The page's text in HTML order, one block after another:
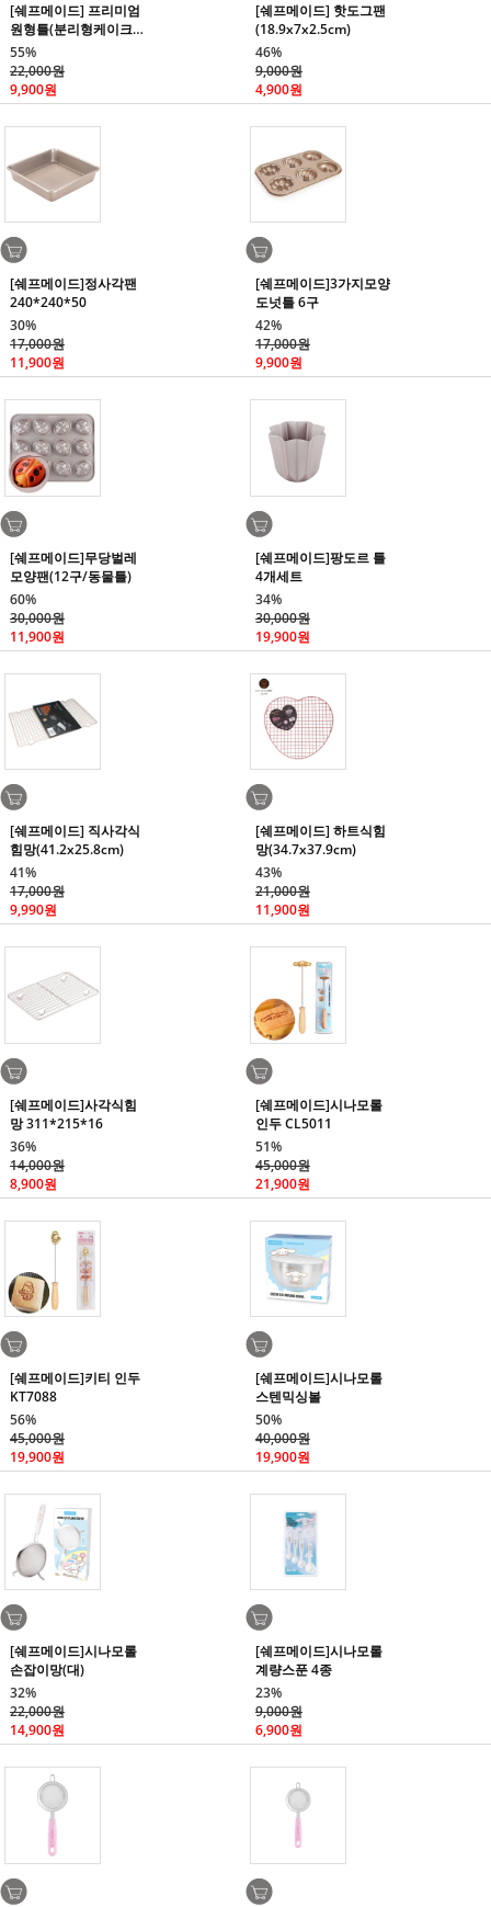
[쉐프메이드] 프리미엄
원형틀(분리형케이크
틀/21cm)
55%
22,000원
9,900원
[쉐프메이드] 핫도그팬
(18.9x7x2.5cm)
46%
9,000원
4,900원
[쉐프메이드]정사각팬
240*240*50
30%
17,000원
11,900원
[쉐프메이드]3가지모양
도넛틀 6구
42%
17,000원
9,900원
[쉐프메이드]무당벌레
모양팬(12구/동물틀)
60%
30,000원
11,900원
[쉐프메이드]팡도르 틀
4개세트
34%
30,000원
19,900원
[쉐프메이드] 직사각식
힘망(41.2x25.8cm)
41%
17,000원
9,990원
[쉐프메이드] 하트식힘
망(34.7x37.9cm)
43%
21,000원
11,900원
[쉐프메이드]사각식힘
망 311*215*16
36%
14,000원
8,900원
[쉐프메이드]시나모롤
인두 CL5011
51%
45,000원
21,900원
[쉐프메이드]키티 인두
KT7088
56%
45,000원
19,900원
[쉐프메이드]시나모롤
스텐믹싱볼
50%
40,000원
19,900원
[쉐프메이드]시나모롤
손잡이망(대)
32%
22,000원
14,900원
[쉐프메이드]시나모롤
계량스푼 4종
23%
9,000원
6,900원